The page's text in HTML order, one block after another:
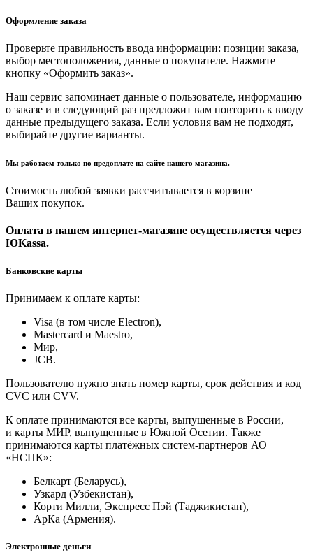
Оформление заказа
Проверьте правильность ввода информации: позиции заказа,
выбор местоположения, данные о покупателе. Нажмите
кнопку «Оформить заказ».
Наш сервис запоминает данные о пользователе, информацию
о заказе и в следующий раз предложит вам повторить к вводу
данные предыдущего заказа. Если условия вам не подходят,
выбирайте другие варианты.
Мы работаем только по предоплате на сайте нашего магазина.
Стоимость любой заявки рассчитывается в корзине
Ваших покупок.
Оплата в нашем интернет-магазине осуществляется через
ЮKassa.
Банковские карты
Принимаем к оплате карты:
Visa (в том числе Electron),
Masterсard и Maestro,
Мир,
JCB.
Пользователю нужно знать номер карты, срок действия и код
CVC или CVV.
К оплате принимаются все карты, выпущенные в России,
и карты МИР, выпущенные в Южной Осетии. Также
принимаются карты платёжных систем-партнеров АО
«НСПК»:
Белкарт (Беларусь),
Узкард (Узбекистан),
Корти Милли, Экспресс Пэй (Таджикистан),
АрКа (Армения).
Электронные деньги